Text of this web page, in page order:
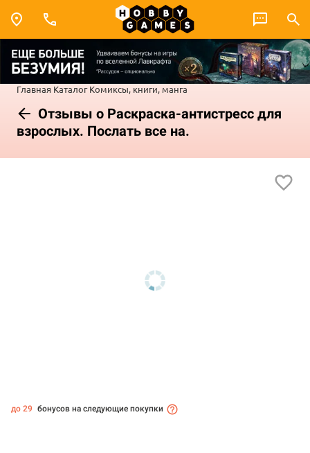
Главная Каталог Комиксы, книги, манга
Отзывы о Раскраска-антистресс для
взрослых. Послать все на.
до 29 бонусов на следующие покупки